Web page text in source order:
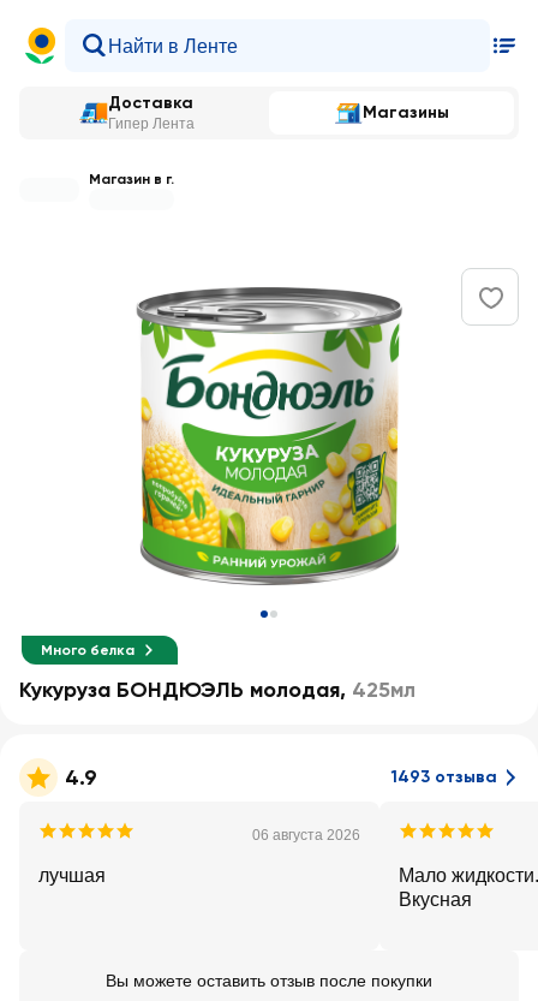
Доставка
Гипер Лента
Магазины
Магазин в г.
Много белка
Кукуруза БОНДЮЭЛЬ молодая, 425мл
4.9 1493 отзыва
06 августа 2026
лучшая
Мало жидкости. Отличная
Вкусная
Вы можете оставить отзыв после покупки